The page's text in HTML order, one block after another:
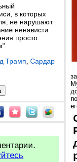
в которых
не нарушают
ненависти.
просто
Трамп Сардар